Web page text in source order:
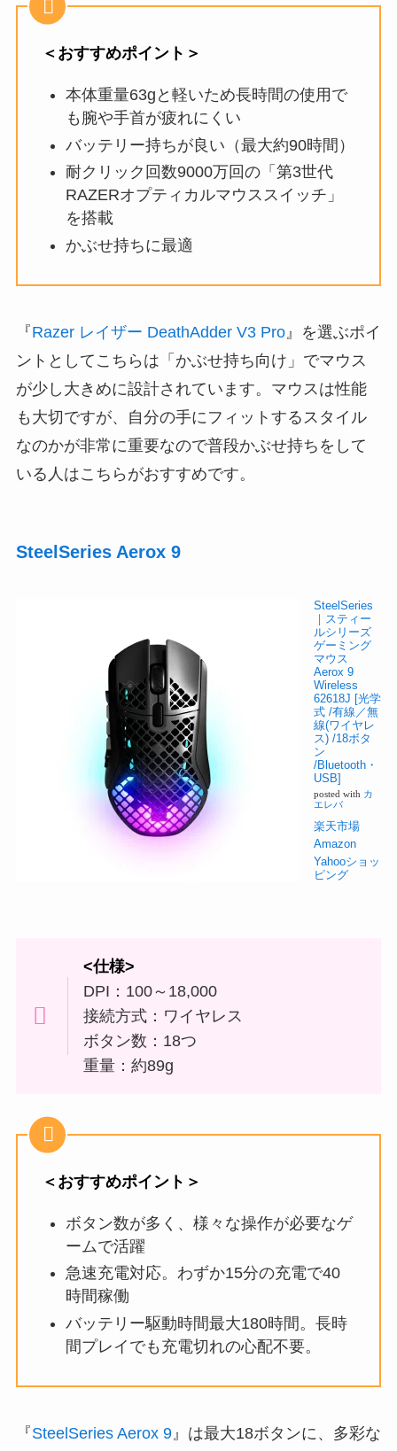
＜おすすめポイント＞
本体重量63gと軽いため長時間の使用で
も腕や手首が疲れにくい
バッテリー持ちが良い（最大約90時間）
耐クリック回数9000万回の「第3世代
RAZERオプティカルマウススイッチ」
を搭載
かぶせ持ちに最適
『Razer レイザー DeathAdder V3 Pro』を選ぶポイ
ントとしてこちらは「かぶせ持ち向け」でマウス
が少し大きめに設計されています。マウスは性能
も大切ですが、自分の手にフィットするスタイル
なのかが非常に重要なので普段かぶせ持ちをして
いる人はこちらがおすすめです。
SteelSeries Aerox 9
SteelSeries
｜スティー
ルシリーズ
ゲーミング
マウス
Aerox 9
Wireless
62618J [光学
式 /有線／無
線(ワイヤレ
ス) /18ボタ
ン
/Bluetooth・
USB]
posted with カ
エレバ
楽天市場
Amazon
Yahooショッ
ピング
<仕様>
DPI：100～18,000
接続方式：ワイヤレス
ボタン数：18つ
重量：約89g
＜おすすめポイント＞
ボタン数が多く、様々な操作が必要なゲ
ームで活躍
急速充電対応。わずか15分の充電で40
時間稼働
バッテリー駆動時間最大180時間。長時
間プレイでも充電切れの心配不要。
『SteelSeries Aerox 9』は最大18ボタンに、多彩な